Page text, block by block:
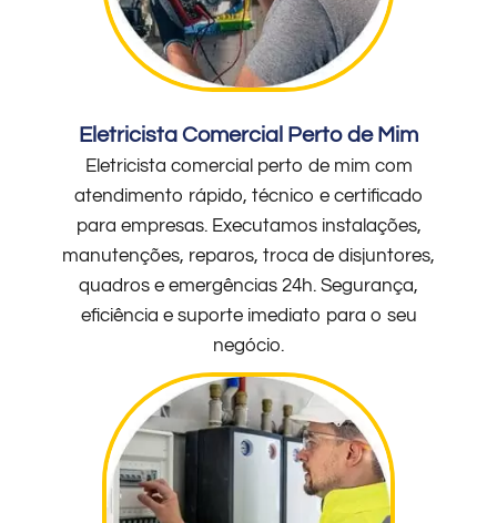
Eletricista Comercial Perto de Mim
Eletricista comercial perto de mim com
atendimento rápido, técnico e certificado
para empresas. Executamos instalações,
manutenções, reparos, troca de disjuntores,
quadros e emergências 24h. Segurança,
eficiência e suporte imediato para o seu
negócio.